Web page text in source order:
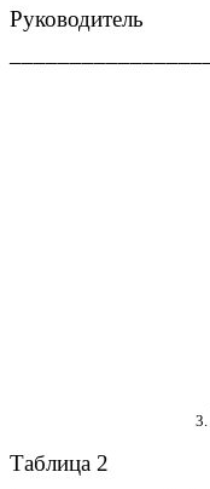
Таблица 2